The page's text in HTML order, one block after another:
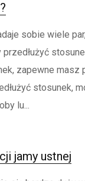
sobie wiele
zapewne masz
stosunek,
lu...
jamy ustnej